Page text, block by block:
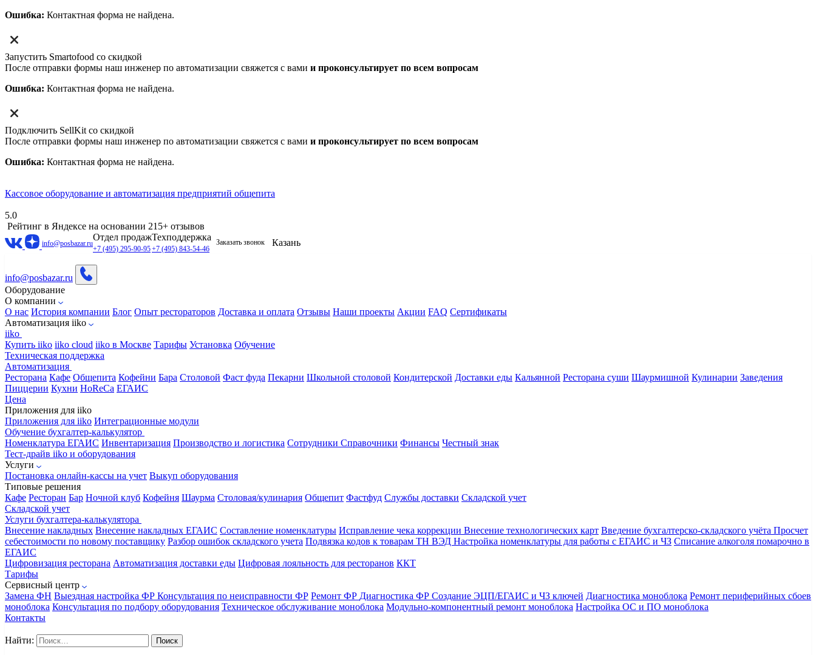
Ошибка: Контактная форма не найдена.
Запустить Smartofood со скидкой
После отправки формы наш инженер по автоматизации свяжется с вами и проконсультирует по всем вопросам
Ошибка: Контактная форма не найдена.
Подключить SellKit со скидкой
После отправки формы наш инженер по автоматизации свяжется с вами и проконсультирует по всем вопросам
Ошибка: Контактная форма не найдена.
Кассовое оборудование и автоматизация предприятий общепита
5.0
Рейтинг в Яндексе на основании 215+ отзывов
info@posbazar.ru
Отдел продаж
+7 (495) 295-90-95
Техподдержка
+7 (495) 843-54-46
Заказать звонок Казань
info@posbazar.ru
Оборудование
О компании
О нас История компании Блог Опыт рестораторов Доставка и оплата Отзывы Наши проекты Акции FAQ Сертификаты
Автоматизация iiko
iiko
Купить iiko iiko cloud iiko в Москве Тарифы Установка Обучение
Техническая поддержка
Автоматизация
Ресторана Кафе Общепита Кофейни Бара Столовой Фаст фуда Пекарни Школьной столовой Кондитерской Доставки еды Кальянной Ресторана суши Шаурмишной Кулинарии Заведения
Пиццерии Кухни HoReCa ЕГАИС
Цена
Приложения для iiko
Приложения для iiko Интеграционные модули
Обучение бухгалтер-калькулятор
Номенклатура ЕГАИС Инвентаризация Производство и логистика Сотрудники Справочники Финансы Честный знак
Тест-драйв iiko и оборудования
Услуги
Постановка онлайн-кассы на учет Выкуп оборудования
Типовые решения
Кафе Ресторан Бар Ночной клуб Кофейня Шаурма Столовая/кулинария Общепит Фастфуд Службы доставки Складской учет
Складской учет
Услуги бухгалтера-калькулятора
Внесение накладных Внесение накладных ЕГАИС Составление номенклатуры Исправление чека коррекции Внесение технологических карт Введение бухгалтерско-складского учёта Просчет
себестоимости по новому поставщику Разбор ошибок складского учета Подвязка кодов к товарам ТН ВЭД Настройка номенклатуры для работы с ЕГАИС и ЧЗ Списание алкоголя помарочно в
ЕГАИС
Цифровизация ресторана Автоматизация доставки еды Цифровая лояльность для ресторанов ККТ
Тарифы
Сервисный центр
Замена ФН Выездная настройка ФР Консультация по неисправности ФР Ремонт ФР Диагностика ФР Создание ЭЦП/ЕГАИС и ЧЗ ключей Диагностика моноблока Ремонт периферийных сбоев
моноблока Консультация по подбору оборудования Техническое обслуживание моноблока Модульно-компонентный ремонт моноблока Настройка ОС и ПО моноблока
Контакты
Найти: